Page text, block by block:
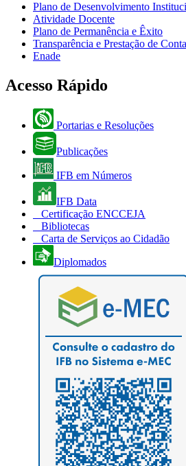
Plano de Desenvolvimento
Atividade Docente
Plano de Permanência e Êxito
Transparência e Prestação de
Enade
Acesso Rápido
Portarias e Resoluções
Publicações
IFB em Números
IFB Data
Certificação ENCCEJA
Bibliotecas
Carta de Serviços ao Cidadão
Diplomados